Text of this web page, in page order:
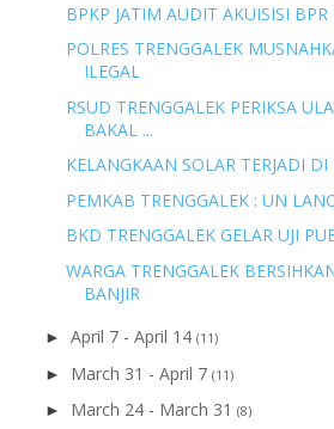
BPKP JATIM AUDIT AKUISISI
POLRES TRENGGALEK
ILEGAL
RSUD TRENGGALEK PERIKSA
BAKAL ...
KELANGKAAN SOLAR TERJADI DI
PEMKAB TRENGGALEK : UN
BKD TRENGGALEK GELAR UJI
WARGA TRENGGALEK
BANJIR
► April 7 - April 14 (11)
► March 31 - April 7 (11)
► March 24 - March 31 (8)